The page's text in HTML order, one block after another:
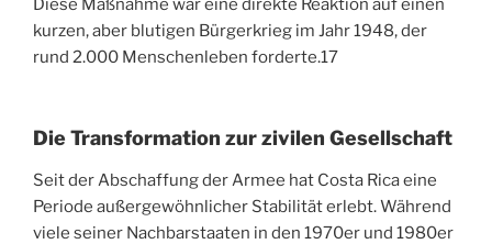
Diese Maßnahme war eine direkte Reaktion auf einen
kurzen, aber blutigen Bürgerkrieg im Jahr 1948, der
rund 2.000 Menschenleben forderte.17
Die Transformation zur zivilen Gesellschaft
Seit der Abschaffung der Armee hat Costa Rica eine
Periode außergewöhnlicher Stabilität erlebt. Während
viele seiner Nachbarstaaten in den 1970er und 1980er